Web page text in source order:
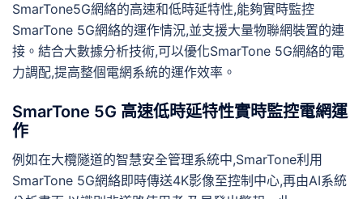
SmarTone5G網絡的高速和低時延特性,能夠實時監控
SmarTone 5G網絡的運作情況,並支援大量物聯網裝置的連
接。結合大數據分析技術,可以優化SmarTone 5G網絡的電
力調配,提高整個電網系統的運作效率。
SmarTone 5G 高速低時延特性實時監控電網運
作
例如在大欖隧道的智慧安全管理系統中,SmarTone利用
SmarTone 5G網絡即時傳送4K影像至控制中心,再由AI系統